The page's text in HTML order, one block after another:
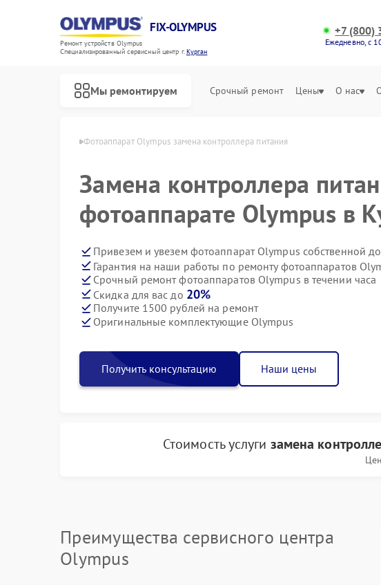
FIX-OLYMPUS
Ремонт устройств Olympus
Специализированный cервисный центр г.Курган
+7 (800)
Ежедневно, с
Мы ремонтируем Срочный ремонт Цены О нас
Фотоаппарат Olympus замена контроллера питания
Замена контроллера
фотоаппарате Olympus в
Привезем и увезем фотоаппарат Olympus собственной
Гарантия на наши работы по ремонту фотоаппаратов
Срочный ремонт фотоаппаратов Olympus в течении часа
Скидка для вас до 20%
Получите 1500 рублей на ремонт
Оригинальные комплектующие Olympus
Получить консультацию Наши цены
Стоимость услуги замена
Преимущества сервисного центра
Olympus